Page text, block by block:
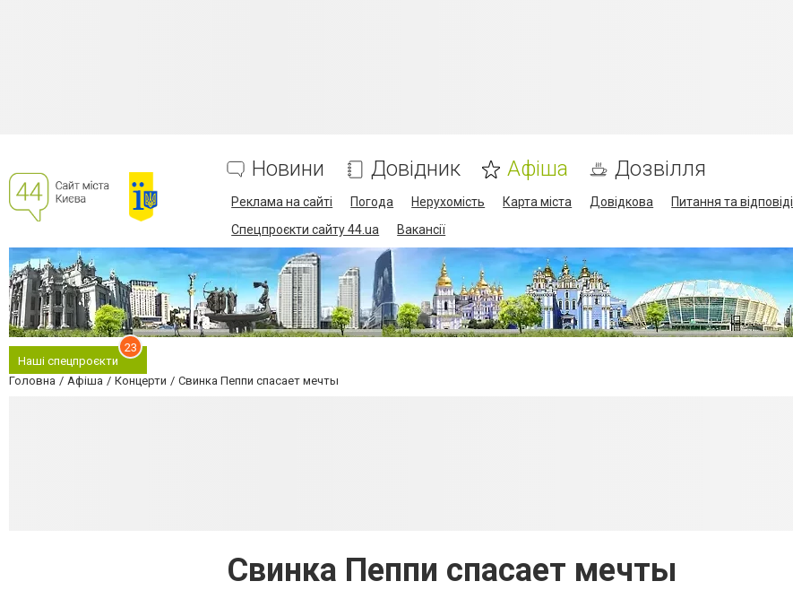
Новини Довідник Афіша Дозвілля
Реклама на сайті Погода Нерухомість Карта міста Довідкова Питання та відповіді
Спецпроєкти сайту 44.ua
Вакансії
Наші спецпроєкти
23
Головна Афіша Концерти Свинка Пеппи спасает мечты
Свинка Пеппи спасает мечты